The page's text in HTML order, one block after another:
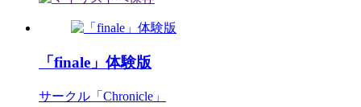
「finale」体験版
サークル「Chronicle」